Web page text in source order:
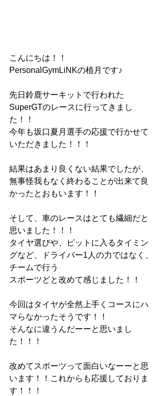
こんにちは！！
PersonalGymLiNKの植月です♪
先日鈴鹿サーキットで行われた
SuperGTのレースに行ってきまし
た！！
今年も坂口夏月選手の応援で行かせて
いただきました！！！
結果はあまり良くない結果でしたが、
無事怪我もなく終わることが出来て良
かったとおもいます！！
そして、車のレースはとても繊細だと
思いました！！！
タイヤ選びや、ピットに入るタイミン
グなど、ドライバー1人の力ではなく、
チームで行う
スポーツどと改めて感じました！！
今回はタイヤが全然上手くコースにハ
マらなかったそうです！！
そんなに違うんだーーと思いまし
た！！！
改めてスポーツって面白いなーーと思
います！！これからも応援しておりま
す！！！